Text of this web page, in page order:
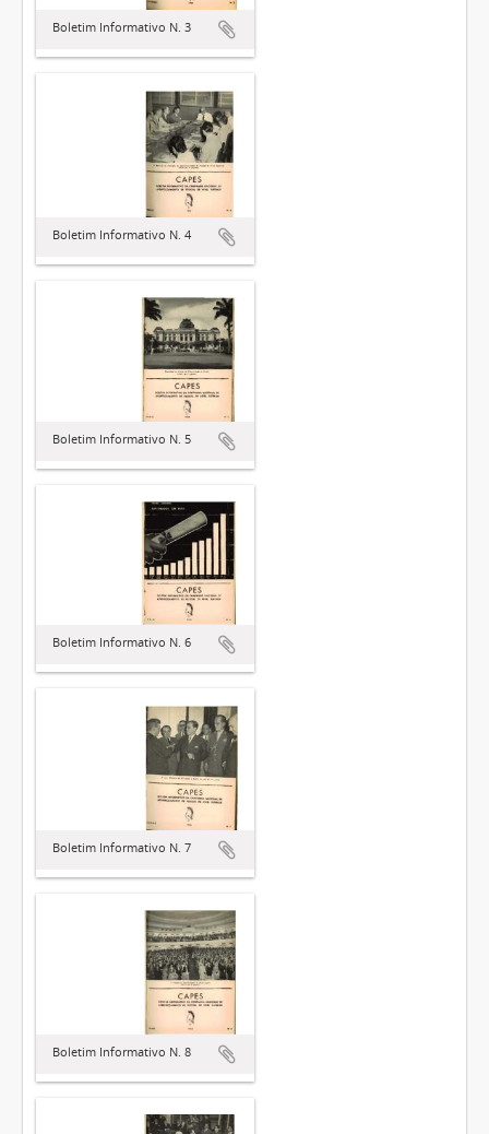
Boletim Informativo N. 3
Boletim Informativo N. 4
Boletim Informativo N. 5
Boletim Informativo N. 6
Boletim Informativo N. 7
Boletim Informativo N. 8